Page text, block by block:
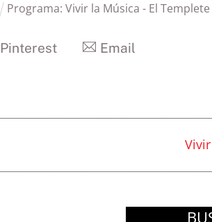
Programa:Vivir la Música - El Templete
Pinterest Email